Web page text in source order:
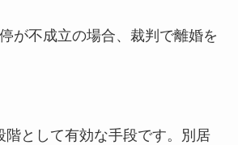
が不成立の場合、裁判で離婚を
階として有効な手段です。別居